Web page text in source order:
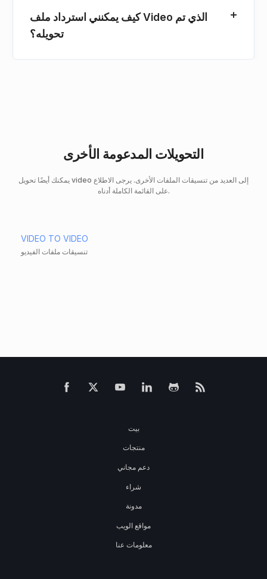
كيف يمكنني استرداد ملف Video الذي تم
تحويله؟
التحويلات المدعومة الأخرى
يمكنك أيضًا تحويل video إلى العديد من تنسيقات الملفات الأخرى. يرجى الاطلاع
على القائمة الكاملة أدناه.
VIDEO TO VIDEO
تنسيقات ملفات الفيديو
بيت
منتجات
دعم مجاني
شراء
مدونة
مواقع الويب
معلومات عنا